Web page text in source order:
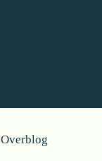
Overblog